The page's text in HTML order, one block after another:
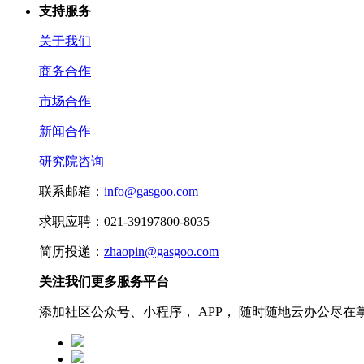
支持服务
关于我们
商务合作
市场合作
新闻合作
研究院咨询
联系邮箱： info@gasgoo.com
求职应聘：021-39197800-8035
简历投递： zhaopin@gasgoo.com
关注我们更多服务平台
添加社区公众号、小程序， APP， 随时随地云办公尽在